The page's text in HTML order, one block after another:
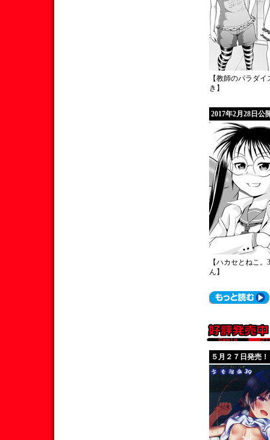
【教師のパラダ
き】
2017年2月28日公
【ハカセとねこ。
ん】
５月２７日発売